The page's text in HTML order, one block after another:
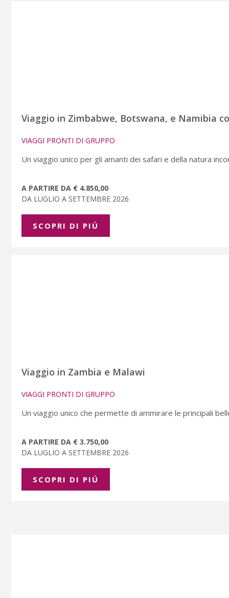
Viaggio in Zimbabwe, Botswana, e Namibia
VIAGGI PRONTI DI GRUPPO
Un viaggio unico per gli amanti dei safari e della natura
A PARTIRE DA € 4.850,00
DA LUGLIO A SETTEMBRE 2026
SCOPRI DI PIÚ
Viaggio in Zambia e Malawi
VIAGGI PRONTI DI GRUPPO
Un viaggio unico che permette di ammirare le principali
A PARTIRE DA € 3.750,00
DA LUGLIO A SETTEMBRE 2026
SCOPRI DI PIÚ